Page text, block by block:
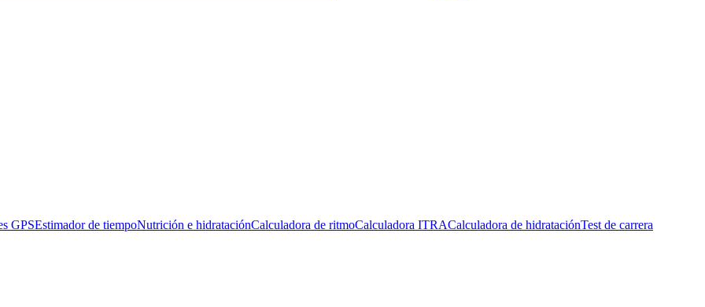
GPSEstimador de tiempoNutrición e hidrataciónCalculadora de ritmoCalculadora ITRACalculadora de hidrataciónTest de carrera